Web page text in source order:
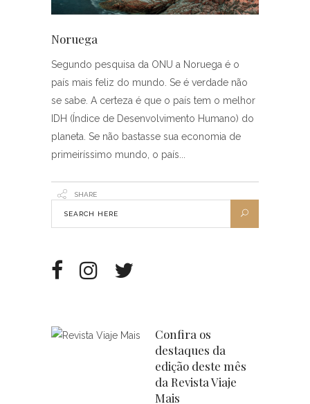
Noruega
Segundo pesquisa da ONU a Noruega é o
país mais feliz do mundo. Se é verdade não
se sabe. A certeza é que o país tem o melhor
IDH (Índice de Desenvolvimento Humano) do
planeta. Se não bastasse sua economia de
primeiríssimo mundo, o país
SHARE
Confira os
destaques da
edição deste mês
da Revista Viaje
Mais